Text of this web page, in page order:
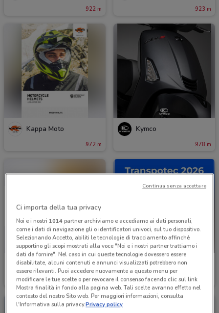
922 m 923 m
Kappa Moto
972 m
Kymco
978 m
Renault
1.1 km
Euromaster
Scade il 31/12 1.1 km
Ci importa della tua privacy
Noi e i nostri 1014partner archiviamo e accediamo ai dati personali,
come i dati di navigazione gli o identificatori univoci, sul tuo dispositivo.
Selezionando Accetto, abiliti le tecnologie di tracciamento affinché
supportino gli scopi mostrati alla voce "Noi e i nostri partner trattiamo i
dati da fornire". Nel caso in cui queste tecnologie dovessero essere
disabilitate, alcuni contenuti e annunci visualizzati potrebbero non
essere rilevanti. Puoi accedere nuovamente a questo menu per
modificare le tue scelte o per revocare il consenso facendo clic sul link
Mostra finalità in fondo alla pagina web. Tali scelte avranno effetto nel
contesto del nostro Sito web. Per maggiori informazioni, consulta
l'Informativa sulla privacy.Privacy policy
Continua senza accettare